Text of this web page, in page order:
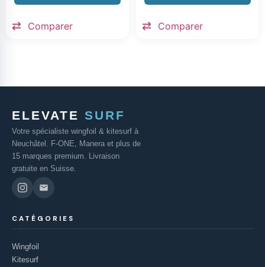
Comparer Comparer
ELEVATE SURF
Votre spécialiste wingfoil & kitesurf à
Neuchâtel. F-ONE, Manera et plus de
15 marques premium. Livraison
gratuite en Suisse.
CATÉGORIES
Wingfoil
Kitesurf